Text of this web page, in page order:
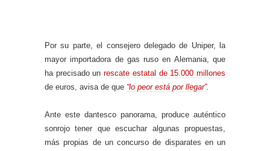
Por su parte, el consejero delegado de Uniper, la
mayor importadora de gas ruso en Alemania, que
ha precisado unrescate estatal de 15.000 millones
de euros, avisa de que “lo peor está por llegar”.
Ante este dantesco panorama, produce auténtico
sonrojo tener que escuchar algunas propuestas,
más propias de un concurso de disparates en un